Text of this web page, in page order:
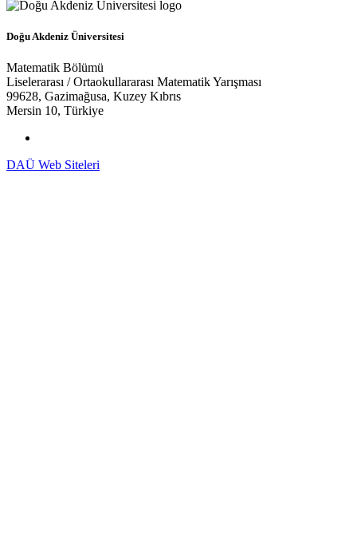
Doğu Akdeniz Üniversitesi
Matematik Bölümü
Liselerarası / Ortaokullararası Matematik Yarışması
99628, Gazimağusa, Kuzey Kıbrıs
Mersin 10, Türkiye
DAÜ Web Siteleri